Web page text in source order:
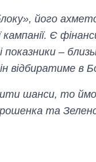
його
Є
показники –
відбиратиме в
шанси, то
та